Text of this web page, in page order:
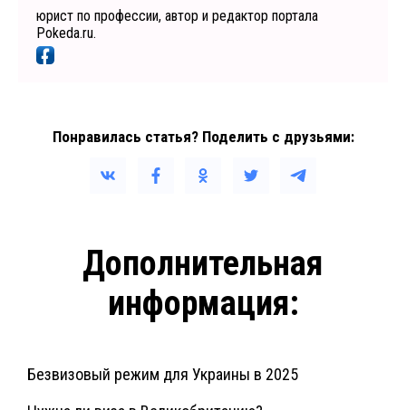
юрист по профессии, автор и редактор портала
Pokeda.ru.
Понравилась статья? Поделить с друзьями:
Дополнительная
информация:
Безвизовый режим для Украины в 2025